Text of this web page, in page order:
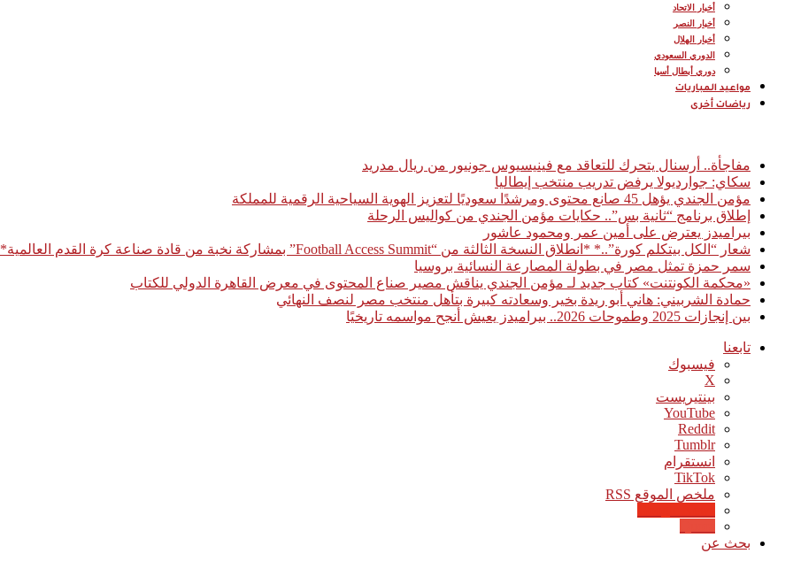
أخبار الاتحاد
أخبار النصر
أخبار الهلال
الدوري السعودي
دوري أبطال أسيا
مواعيد المباريات
رياضات أخرى
مفاجأة.. أرسنال يتحرك للتعاقد مع فينيسيوس جونيور من ريال مدريد
سكاي: جوارديولا يرفض تدريب منتخب إيطاليا
مؤمن الجندي يؤهل 45 صانع محتوى ومرشدًا سعوديًا لتعزيز الهوية السياحية الرقمية للمملكة
إطلاق برنامج “ثانية بس”.. حكايات مؤمن الجندي من كواليس الرحلة
بيراميدز يعترض على أمين عمر ومحمود عاشور
شعار “الكل بيتكلم كورة”..* *انطلاق النسخة الثالثة من “Football Access Summit” بمشاركة نخبة من قادة صناعة كرة القدم العالمية* *القاهرة 03 فبراير 2026
سمر حمزة تمثل مصر في بطولة المصارعة النسائية بروسيا
«محكمة الكونتنت» كتاب جديد لـ مؤمن الجندي يناقش مصير صناع المحتوى في معرض القاهرة الدولي للكتاب
حمادة الشربيني: هاني أبو ريدة بخير وسعادته كبيرة بتأهل منتخب مصر لنصف النهائي
بين إنجازات 2025 وطموحات 2026.. بيراميدز يعيش أنجح مواسمه تاريخيًا
تابعنا
فيسبوك
‫X
بينتيريست
‫YouTube
انستقرام
‫TikTok
ملخص الموقع RSS
بحث عن